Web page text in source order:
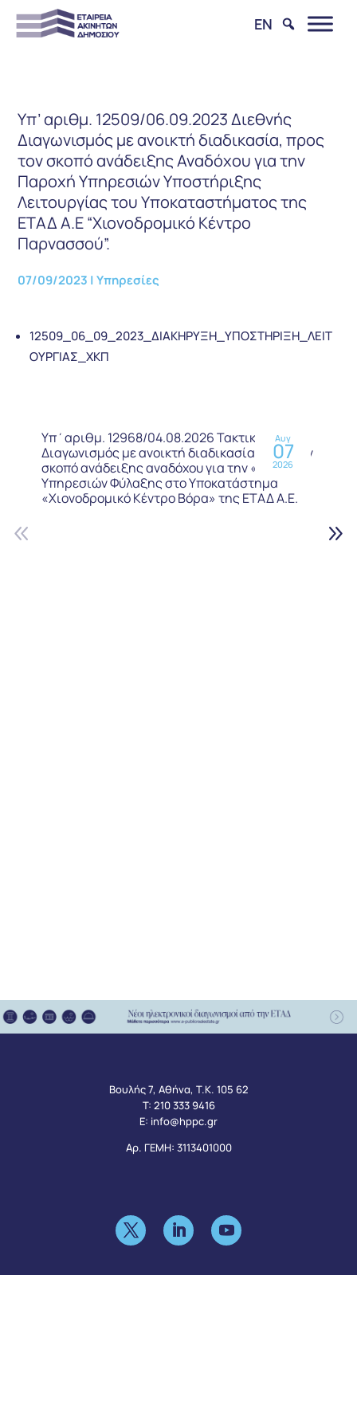
EN
Υπ’ αριθμ. 12509/06.09.2023 Διεθνής
Διαγωνισμός με ανοικτή διαδικασία, προς
τον σκοπό ανάδειξης Αναδόχου για την
Παροχή Υπηρεσιών Υποστήριξης
Λειτουργίας του Υποκαταστήματος της
ΕΤΑΔ Α.Ε “Χιονοδρομικό Κέντρο
Παρνασσού”.
07/09/2023 |Υπηρεσίες
12509_06_09_2023_ΔΙΑΚΗΡΥΞΗ_ΥΠΟΣΤΗΡΙΞΗ_ΛΕΙΤ
ΟΥΡΓΙΑΣ_ΧΚΠ
Αυγ
07
2026
Υπ΄αριθμ. 12968/04.08.2026 Τακτικός
Διαγωνισμός με ανοικτή διαδικασία, προς τον
σκοπό ανάδειξης αναδόχου για την «Παροχή
Υπηρεσιών Φύλαξης στο Υποκατάστημα
«Χιονοδρομικό Κέντρο Βόρα» της ΕΤΑΔ Α.Ε.
Βουλής 7, Αθήνα, Τ.Κ. 105 62
Τ: 210 333 9416
Ε: info@hppc.gr
Αρ. ΓΕΜΗ: 3113401000